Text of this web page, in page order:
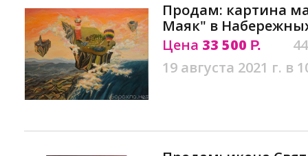
Продам: картина
Маяк" в
Цена 33 500 Р.
19 августа 2021 г. в